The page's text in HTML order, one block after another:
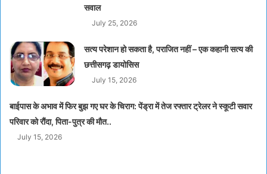
सवाल
July 25, 2026
सत्य परेशान हो सकता है, पराजित नहीं – एक कहानी सत्य की
छत्तीसगढ़ डायोसिस
July 15, 2026
बाईपास के अभाव में फिर बुझ गए घर के चिराग: पेंड्रा में तेज रफ्तार ट्रेलर ने स्कूटी सवार
परिवार को रौंदा, पिता-पुत्र की मौत..
July 15, 2026